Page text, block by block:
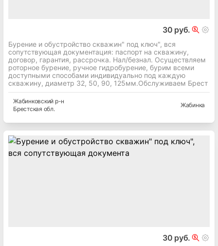
30 руб.
Бурение и обустройство скважин" под ключ", вся
сопутствующая документация: паспорт на скважину,
договор, гарантия, рассрочка. Нал/безнал. Осуществляем
роторное бурение, ручное гидробурение, бурим всеми
доступными способами индивидуально под каждую
скважину, диаметр 32, 50, 90, 125мм.Обслуживаем Брест
Жабинковский р-н
Брестская обл.
Жабинка
30 руб.